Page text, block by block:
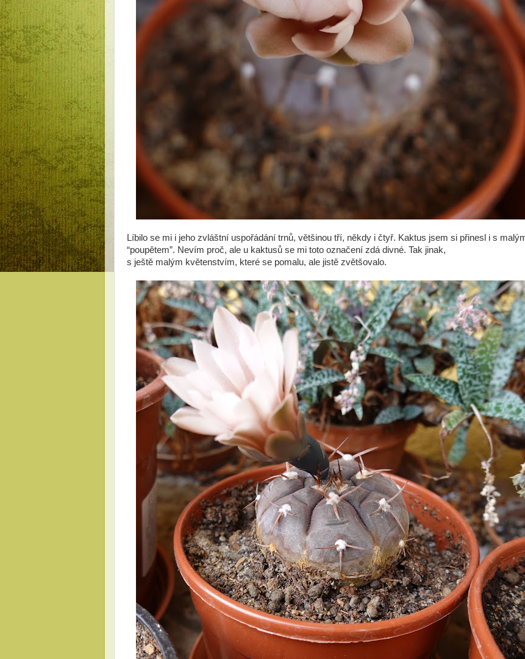
Líbilo se mi i jeho zvláštní uspořádání trnů, většinou tří, někdy i čtyř. Kaktus jsem si přinesl i s
“poupětem”. Nevím proč, ale u kaktusů se mi toto označení zdá divné. Tak jinak,
s ještě malým květenstvím, které se pomalu, ale jistě zvětšovalo.